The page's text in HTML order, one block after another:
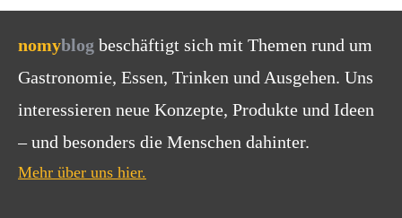
nomyblog beschäftigt sich mit Themen rund um
Gastronomie, Essen, Trinken und Ausgehen. Uns
interessieren neue Konzepte, Produkte und Ideen
– und besonders die Menschen dahinter.
Mehr über uns hier.